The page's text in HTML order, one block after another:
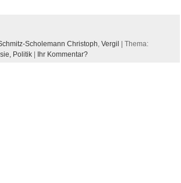
Scholemann Christoph Vergil | Thema:
Politik | Ihr Kommentar?